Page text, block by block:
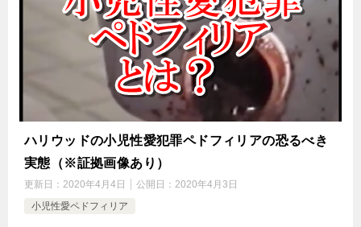
ハリウッドの小児性愛犯罪ペドフィリアの恐るべき
実態（※証拠画像あり）
更新日： 2020年4月4日 公開日： 2020年4月3日
小児性愛ペドフィリア